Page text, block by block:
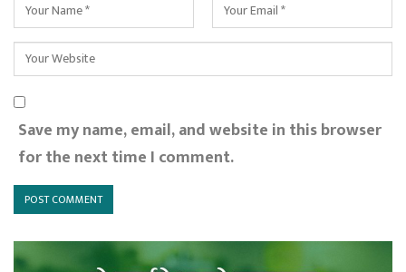
Save my name, email, and website in this browser
for the next time I comment.